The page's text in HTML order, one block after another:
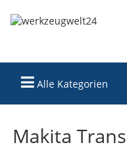
Alle Kategorien
Makita